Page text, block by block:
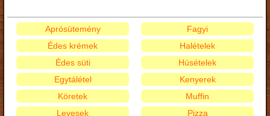
Aprósütemény
Édes krémek
Édes süti
Egytálétel
Fagyi
Halételek
Húsételek
Kenyerek
Köretek
Levesek
Muffin
Pizza